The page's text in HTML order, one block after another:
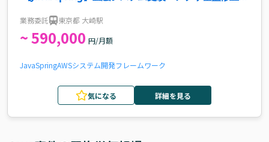
業務委託 東京都 大崎駅
~ 590,000 円/月額
JavaSpringAWSシステム開発フレームワーク
気になる 詳細を見る